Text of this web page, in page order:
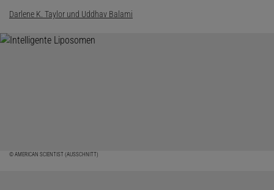
Darlene K. Taylor und Uddhav Balami
© AMERICAN SCIENTIST (AUSSCHNITT)